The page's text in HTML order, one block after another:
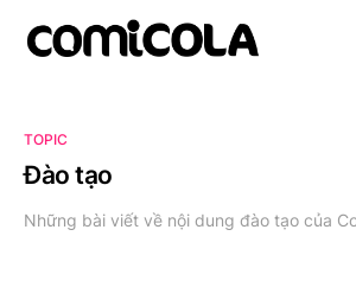
TOPIC
Đào tạo
Những bài viết về nội dung đào tạo của